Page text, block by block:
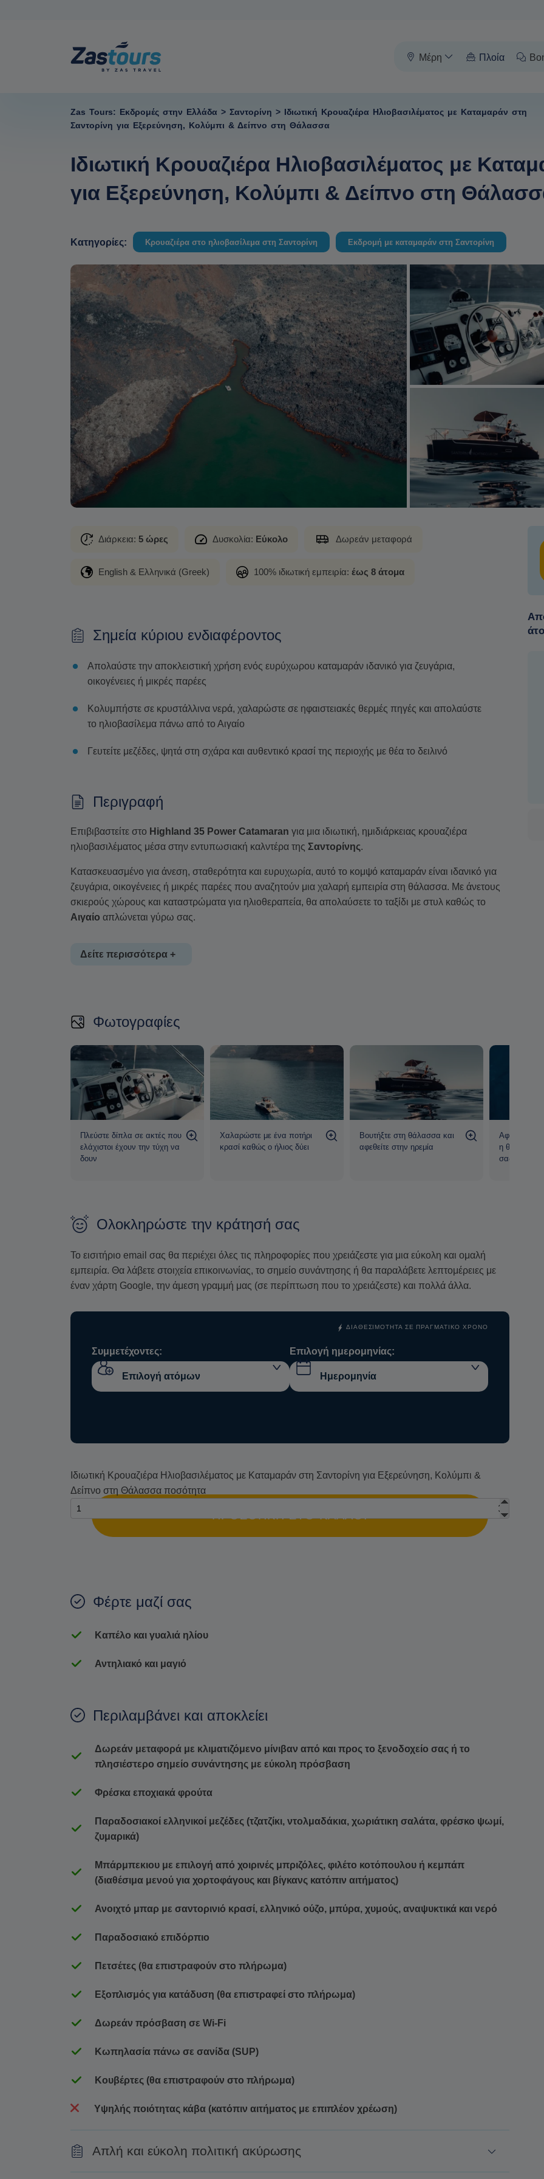
Μέρη Πλοία
Zas Tours: Εκδρομές στην Ελλάδα > Σαντορίνη > Ιδιωτική Κρουαζιέρα Ηλιοβασιλέματος με Καταμαράν στη
Σαντορίνη για Εξερεύνηση, Κολύμπι & Δείπνο στη Θάλασσα
Ιδιωτική Κρουαζιέρα Ηλιοβασιλέματος με
για Εξερεύνηση, Κολύμπι & Δείπνο στη
Κατηγορίες: Κρουαζιέρα στο ηλιοβασίλεμα στη Σαντορίνη Εκδρομή με καταμαράν στη Σαντορίνη
Διάρκεια: 5 ώρες Δυσκολία: Εύκολο Δωρεάν μεταφορά
English & Ελληνικά (Greek) 100% ιδιωτική εμπειρία: έως 8 άτομα
Σημεία κύριου ενδιαφέροντος
Απολαύστε την αποκλειστική χρήση ενός ευρύχωρου καταμαράν ιδανικό για ζευγάρια,
οικογένειες ή μικρές παρέες
Κολυμπήστε σε κρυστάλλινα νερά, χαλαρώστε σε ηφαιστειακές θερμές πηγές και απολαύστε
το ηλιοβασίλεμα πάνω από το Αιγαίο
Γευτείτε μεζέδες, ψητά στη σχάρα και αυθεντικό κρασί της περιοχής με θέα το δειλινό
Περιγραφή
Επιβιβαστείτε στο Highland 35 Power Catamaran για μια ιδιωτική, ημιδιάρκειας κρουαζιέρα
ηλιοβασιλέματος μέσα στην εντυπωσιακή καλντέρα της Σαντορίνης.
Κατασκευασμένο για άνεση, σταθερότητα και ευρυχωρία, αυτό το κομψό καταμαράν είναι ιδανικό για
ζευγάρια, οικογένειες ή μικρές παρέες που αναζητούν μια χαλαρή εμπειρία στη θάλασσα. Με άνετους
σκιερούς χώρους και καταστρώματα για ηλιοθεραπεία, θα απολαύσετε το ταξίδι με στυλ καθώς το
Αιγαίο απλώνεται γύρω σας.
Δείτε περισσότερα +
χαλαρωτικό μπάνιο στα θερμά, πλούσια σε μέταλλα νερά.
Καθ’ όλη τη διαδρομή, θαυμάστε τους φωτεινούς βράχους του Ασπρονησίουκαι πλεύστε δίπλα από
εντυπωσιακά παράκτια τοπία, όπως η
Μέσα Πηγάδιακαι ηΚόκκινη Παραλία
δυνατότητα στάσης σε συνεννόηση με τον καπετάνιο. Κρυφοί όρμοι, σπηλιές και η εντυπωσιακή
ακτογραμμή κάτω από ταΦηρά συμπληρώνουν τη μαγεία αυτής της αξέχαστης διαδρομής.
Καθώς ο ήλιος αρχίζει να δύει, απολαύστε ένα αυθεντικό μπάρμπεκιουστο κατάστρωμα,
συνοδευόμενο από κρασί, ούζο και τοπικές γεύσεις.
Με δωρεάν μεταφορά από και προς το ξενοδοχείο, εξοπλισμό σνόρκελινγκ, πετσέτες, SUP, Wi-
εμπειρίες στη θάλασσα.
Φωτογραφίες
Πλεύστε δίπλα σε ακτές που
ελάχιστοι έχουν την τύχη να
δουν
Χαλαρώστε με ένα ποτήρι
κρασί καθώς ο ήλιος δύει
Βουτήξτε στη θάλασσα και
αφεθείτε στην ηρεμία
Αφήστε τη
η θέα σας
σας
Ολοκληρώστε την κράτησή σας
Το εισιτήριο email σας θα περιέχει όλες τις πληροφορίες που χρειάζεστε για μια εύκολη και ομαλή
εμπειρία. Θα λάβετε στοιχεία επικοινωνίας, το σημείο συνάντησης ή θα παραλάβετε λεπτομέρειες με
έναν χάρτη Google, την άμεση γραμμή μας (σε περίπτωση που το χρειάζεστε) και πολλά άλλα.
ΔΙΑΘΕΣΙΜΌΤΗΤΑ ΣΕ ΠΡΑΓΜΑΤΙΚΌ ΧΡΌΝΟ
Συμμετέχοντες: Επιλογή ημερομηνίας:
Ιδιωτική Κρουαζιέρα Ηλιοβασιλέματος με Καταμαράν στη Σαντορίνη για Εξερεύνηση, Κολύμπι &
Δείπνο στη Θάλασσα ποσότητα
Φέρτε μαζί σας
Καπέλο και γυαλιά ηλίου
Αντηλιακό και μαγιό
Περιλαμβάνει και αποκλείει
Δωρεάν μεταφορά με κλιματιζόμενο μίνιβαν από και προς το ξενοδοχείο σας ή το
πλησιέστερο σημείο συνάντησης με εύκολη πρόσβαση
Φρέσκα εποχιακά φρούτα
Παραδοσιακοί ελληνικοί μεζέδες (τζατζίκι, ντολμαδάκια, χωριάτικη σαλάτα, φρέσκο ψωμί,
ζυμαρικά)
Μπάρμπεκιου με επιλογή από χοιρινές μπριζόλες, φιλέτο κοτόπουλου ή κεμπάπ
(διαθέσιμα μενού για χορτοφάγους και βίγκανς κατόπιν αιτήματος)
Ανοιχτό μπαρ με σαντορινιό κρασί, ελληνικό ούζο, μπύρα, χυμούς, αναψυκτικά και νερό
Παραδοσιακό επιδόρπιο
Πετσέτες (θα επιστραφούν στο πλήρωμα)
Εξοπλισμός για κατάδυση (θα επιστραφεί στο πλήρωμα)
Δωρεάν πρόσβαση σε Wi-Fi
Κωπηλασία πάνω σε σανίδα (SUP)
Κουβέρτες (θα επιστραφούν στο πλήρωμα)
Υψηλής ποιότητας κάβα (κατόπιν αιτήματος με επιπλέον χρέωση)
Απλή και εύκολη πολιτική ακύρωσης